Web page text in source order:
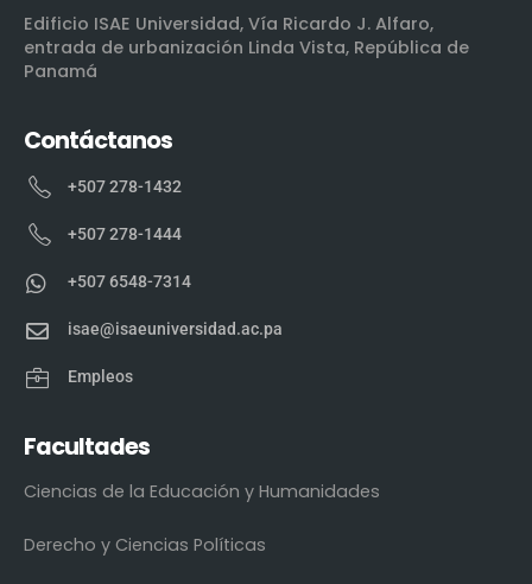
Edificio ISAE Universidad, Vía Ricardo J. Alfaro,
entrada de urbanización Linda Vista, República de
Panamá
Contáctanos
+507 278-1432
+507 278-1444
+507 6548-7314
isae@isaeuniversidad.ac.pa
Empleos
Facultades
Ciencias de la Educación y Humanidades
Derecho y Ciencias Políticas